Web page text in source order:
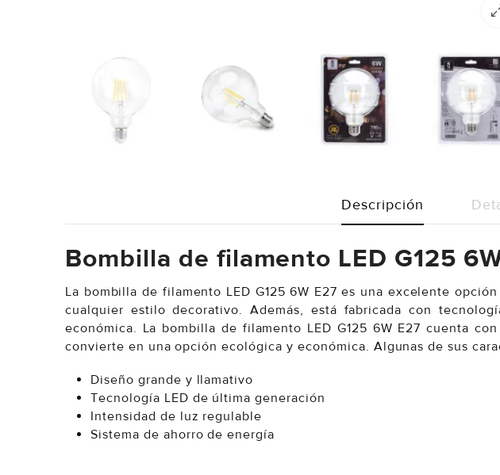
Descripción
Bombilla de filamento LED G125
La bombilla de filamento LED G125 6W E27 es una excelente
cualquier estilo decorativo. Además, está fabricada con
económica. La bombilla de filamento LED G125 6W E27 cuenta
convierte en una opción ecológica y económica. Algunas de sus
Diseño grande y llamativo
Tecnología LED de última generación
Intensidad de luz regulable
Sistema de ahorro de energía